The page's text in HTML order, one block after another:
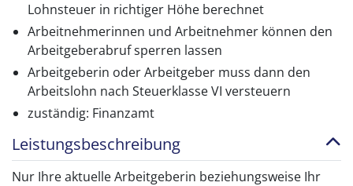
Lohnsteuer in richtiger Höhe berechnet
Arbeitnehmerinnen und Arbeitnehmer können den
Arbeitgeberabruf sperren lassen
Arbeitgeberin oder Arbeitgeber muss dann den
Arbeitslohn nach Steuerklasse VI versteuern
zuständig: Finanzamt
Leistungsbeschreibung
Nur Ihre aktuelle Arbeitgeberin beziehungsweise Ihr